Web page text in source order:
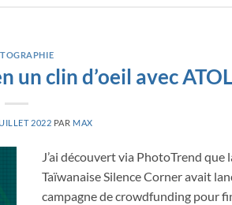
un clin d’oeil avec
2022 PAR MAX
J’ai découvert via PhotoTrend que
Taïwanaise Silence Corner avait
campagne de crowdfunding pour